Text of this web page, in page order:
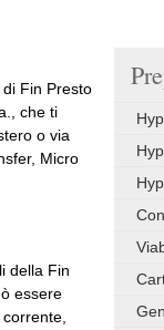
Fin Presto
che ti
o via
Micro
della Fin
essere